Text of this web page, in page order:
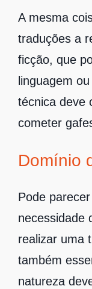
A mesma
traduções a
ficção, que
linguagem
técnica deve
cometer
Domínio
Pode
necessidade
realizar uma
também
natureza